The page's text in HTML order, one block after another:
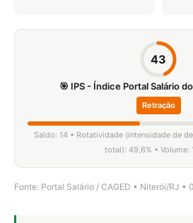
43
🎯 IPS - Índice Portal Salário
Retração
Saldo: 14 • Rotatividade (intensidade de
total): 49,6% • Volume:
Fonte: Portal Salário / CAGED • Niterói/RJ